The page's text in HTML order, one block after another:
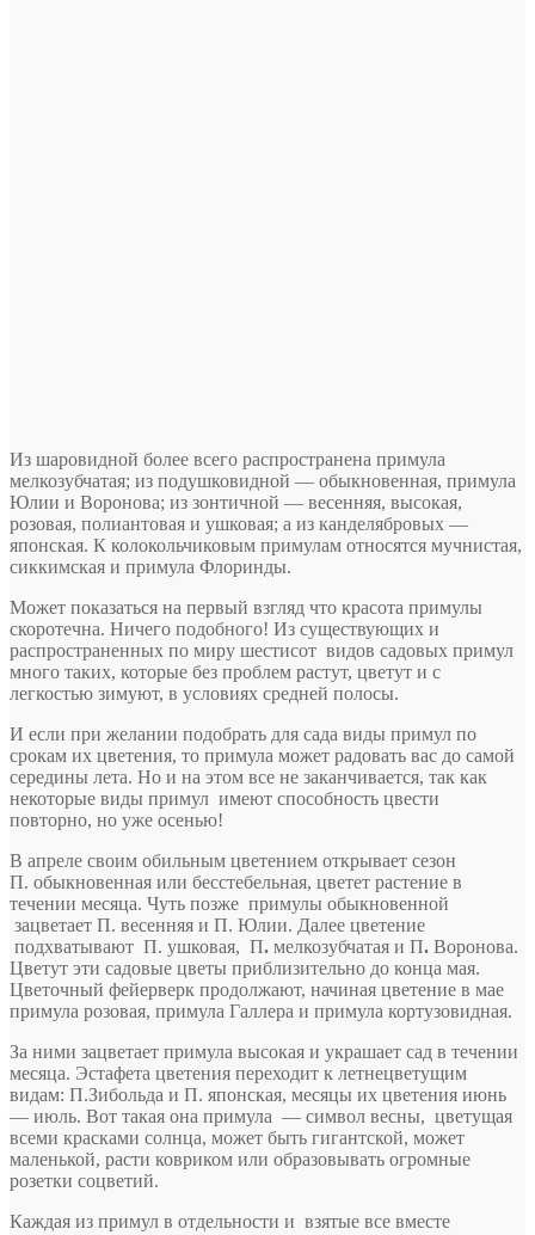
Из шаровидной более всего распространена примула
мелкозубчатая; из подушковидной — обыкновенная, примула
Юлии и Воронова; из зонтичной — весенняя, высокая,
розовая, полиантовая и ушковая; а из канделябровых —
японская. К колокольчиковым примулам относятся мучнистая,
сиккимская и примула Флоринды.
Может показаться на первый взгляд что красота примулы
скоротечна. Ничего подобного! Из существующих и
распространенных по миру шестисот видов садовых примул
много таких, которые без проблем растут, цветут и с
легкостью зимуют, в условиях средней полосы.
И если при желании подобрать для сада виды примул по
срокам их цветения, то примула может радовать вас до самой
середины лета. Но и на этом все не заканчивается, так как
некоторые виды примул имеют способность цвести
повторно, но уже осенью!
В апреле своим обильным цветением открывает сезон
П. обыкновенная или бесстебельная, цветет растение в
течении месяца. Чуть позже примулы обыкновенной
зацветает П. весенняя и П. Юлии. Далее цветение
подхватывают П. ушковая, П. мелкозубчатая и П. Воронова.
Цветут эти садовые цветы приблизительно до конца мая.
Цветочный фейерверк продолжают, начиная цветение в мае
примула розовая, примула Галлера и примула кортузовидная.
За ними зацветает примула высокая и украшает сад в течении
месяца. Эстафета цветения переходит к летнецветущим
видам: П.Зибольда и П. японская, месяцы их цветения июнь
— июль. Вот такая она примула — символ весны, цветущая
всеми красками солнца, может быть гигантской, может
маленькой, расти ковриком или образовывать огромные
розетки соцветий.
Каждая из примул в отдельности и взятые все вместе